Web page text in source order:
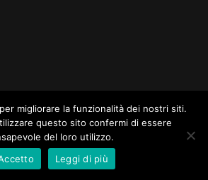
migliorare la funzionalità dei nostri siti.
questo sito confermi di essere
del loro utilizzo.
Leggi di più